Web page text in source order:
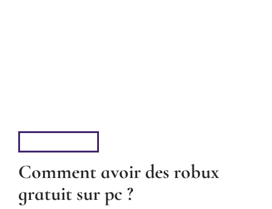
Comment avoir des robux
gratuit sur pc ?